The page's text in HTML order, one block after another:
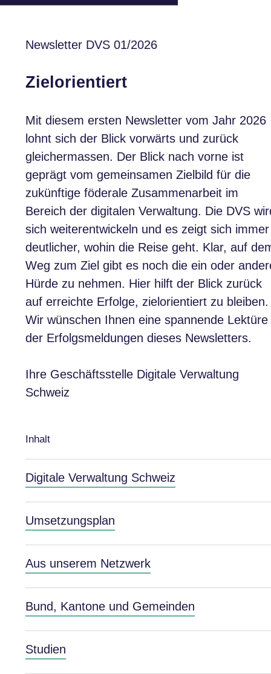
Newsletter DVS 01/2026
Zielorientiert
Mit diesem ersten Newsletter vom Jahr 2026
lohnt sich der Blick vorwärts und zurück
gleichermassen. Der Blick nach vorne ist
geprägt vom gemeinsamen Zielbild für die
zukünftige föderale Zusammenarbeit im
Bereich der digitalen Verwaltung. Die DVS
sich weiterentwickeln und es zeigt sich immer
deutlicher, wohin die Reise geht. Klar, auf
Weg zum Ziel gibt es noch die ein oder
Hürde zu nehmen. Hier hilft der Blick zurück
auf erreichte Erfolge, zielorientiert zu bleiben.
Wir wünschen Ihnen eine spannende Lektüre
der Erfolgsmeldungen dieses Newsletters.
Ihre Geschäftsstelle Digitale Verwaltung
Schweiz
Inhalt
Digitale Verwaltung Schweiz
Umsetzungsplan
Aus unserem Netzwerk
Bund, Kantone und Gemeinden
Studien